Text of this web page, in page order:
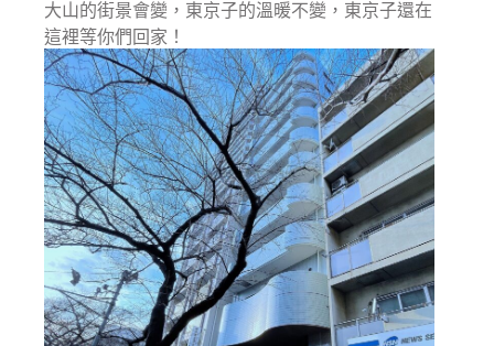
大山的街景會變，東京子的溫暖不變，東京子還在
這裡等你們回家！